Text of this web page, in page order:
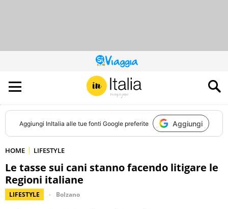
QUESTO
SITO
CONTRIBUISCE
ALL’AUDIENCE
DI
Aggiungi InItalia alle tue fonti Google preferite Aggiungi
HOME LIFESTYLE
Le tasse sui cani stanno facendo litigare le
Regioni italiane
LIFESTYLE Bolzano